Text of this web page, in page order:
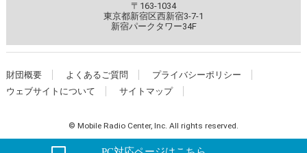
〒163-1034
東京都新宿区西新宿3-7-1
新宿パークタワー34F
財団概要 よくあるご質問
プライバシーポリシー
ウェブサイトについて
サイトマップ
© Mobile Radio Center, Inc. All rights reserved.